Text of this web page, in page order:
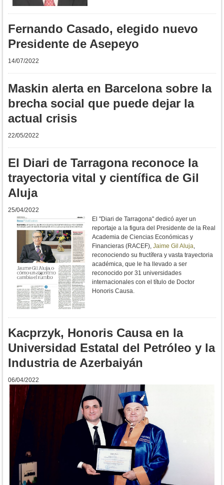
Fernando Casado, elegido nuevo
Presidente de Asepeyo
14/07/2022
Maskin alerta en Barcelona sobre la
brecha social que puede dejar la
actual crisis
22/05/2022
El Diari de Tarragona reconoce la
trayectoria vital y científica de Gil
Aluja
25/04/2022
El "Diari de Tarragona" dedicó ayer un
reportaje a la figura del Presidente de la Real
Academia de Ciencias Económicas y
Financieras (RACEF), Jaime Gil Aluja,
reconociendo su fructífera y vasta trayectoria
académica, que le ha llevado a ser
reconocido por 31 universidades
internacionales con el título de Doctor
Honoris Causa.
Kacprzyk, Honoris Causa en la
Universidad Estatal del Petróleo y la
Industria de Azerbaiyán
06/04/2022